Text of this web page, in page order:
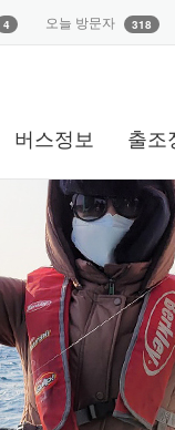
4 오늘 방문자 318
버스정보 출조